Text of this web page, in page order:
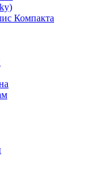
Компакта